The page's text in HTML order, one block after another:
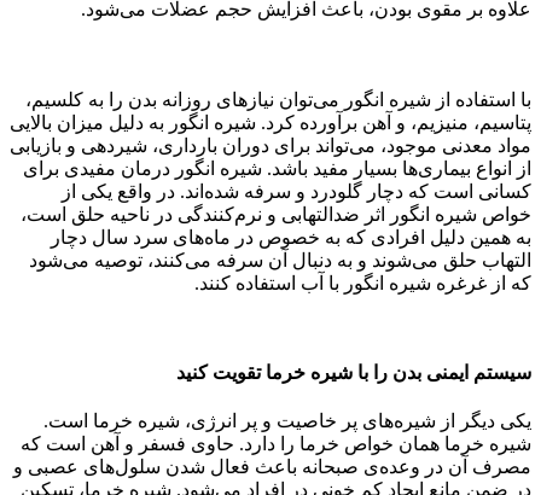
علاوه بر مقوی بودن، باعث افزایش حجم عضلات می‌شود.
با استفاده از شیره انگور می‌توان نیازهای روزانه بدن را به کلسیم،
پتاسیم، منیزیم، و آهن برآورده کرد. شیره انگور به دلیل میزان بالایی
مواد معدنی موجود، می‌تواند برای دوران بارداری، شیردهی و بازیابی
از انواع بیماری‌ها بسیار مفید باشد. شیره انگور درمان مفیدی برای
کسانی است که دچار گلودرد و سرفه شده‌اند. در واقع یکی از
خواص شیره انگور اثر ضدالتهابی و نرم‌کنندگی در ناحیه حلق است،
به همین دلیل افرادی که به خصوص در ماه‌های سرد سال دچار
التهاب حلق می‌شوند و به دنبال آن سرفه می‌کنند، توصیه می‌شود
که از غرغره شیره انگور با آب استفاده کنند.
سیستم ایمنی بدن را با شیره خرما تقویت کنید
یکی دیگر از شیره‌های پر خاصیت و پر انرژی، شیره خرما است.
شیره‌ خرما همان خواص خرما را دارد. حاوی فسفر و آهن است که
مصرف آن در وعده‌ی صبحانه باعث فعال شدن سلول‌های عصبی و
در ضمن مانع ایجاد کم خونی در افراد می‌شود. شیره خرما، تسکین